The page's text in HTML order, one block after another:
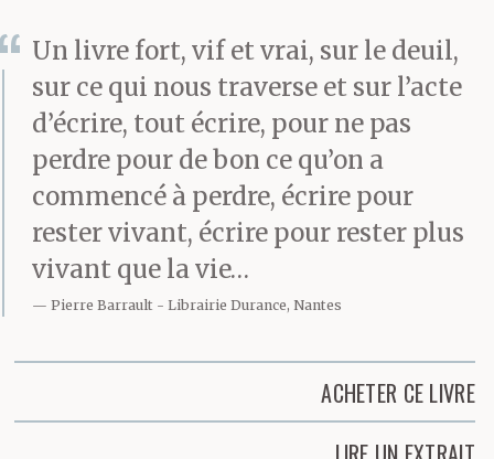
Un livre fort, vif et vrai, sur le deuil,
sur ce qui nous traverse et sur l’acte
d’écrire, tout écrire, pour ne pas
perdre pour de bon ce qu’on a
commencé à perdre, écrire pour
rester vivant, écrire pour rester plus
vivant que la vie…
Pierre Barrault Librairie Durance, Nantes
ACHETER CE LIVRE